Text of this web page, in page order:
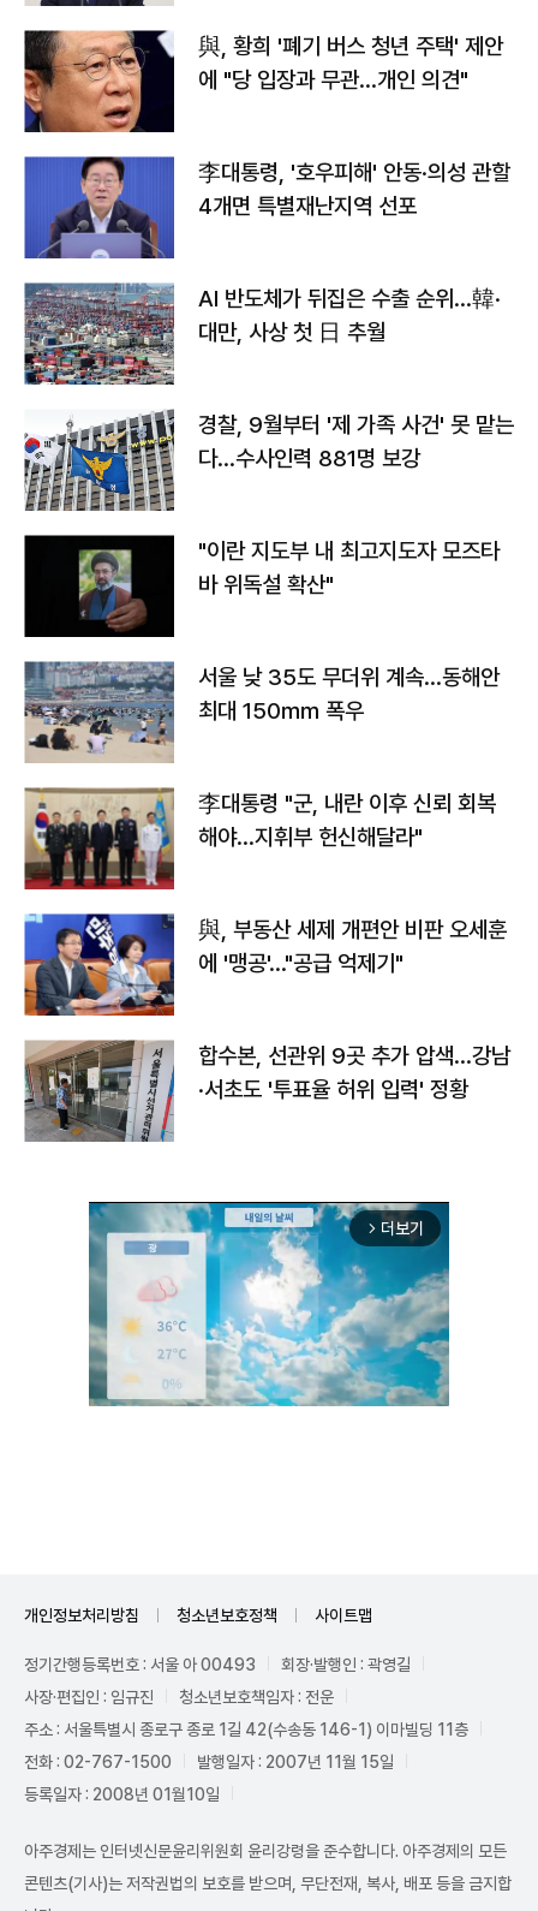
與, 황희 '폐기 버스 청년 주택' 제안
에 "당 입장과 무관…개인 의견"
李대통령, '호우피해' 안동·의성 관할
4개면 특별재난지역 선포
AI 반도체가 뒤집은 수출 순위…韓·
대만, 사상 첫 日 추월
경찰, 9월부터 '제 가족 사건' 못 맡는
다…수사인력 881명 보강
"이란 지도부 내 최고지도자 모즈타
바 위독설 확산"
서울 낮 35도 무더위 계속…동해안
최대 150㎜ 폭우
李대통령 "군, 내란 이후 신뢰 회복
해야…지휘부 헌신해달라"
與, 부동산 세제 개편안 비판 오세훈
에 '맹공'…"공급 억제기"
합수본, 선관위 9곳 추가 압색…강남
·서초도 '투표율 허위 입력' 정황
arrow_forward_ios 더보기
개인정보처리방침 청소년보호정책 사이트맵
정기간행등록번호 : 서울 아 00493
회장·발행인 : 곽영길
사장·편집인 : 임규진
청소년보호책임자 : 전운
주소 : 서울특별시 종로구 종로 1길 42(수송동 146-1) 이마빌딩 11층
전화 : 02-767-1500
발행일자 : 2007년 11월 15일
등록일자 : 2008년 01월10일
아주경제는 인터넷신문윤리위원회 윤리강령을 준수합니다. 아주경제의 모든
콘텐츠(기사)는 저작권법의 보호를 받으며, 무단전재, 복사, 배포 등을 금지합